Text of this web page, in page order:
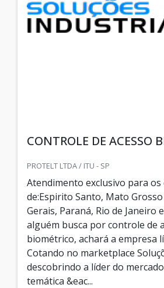
CONTROLE DE ACESSO
PROTELT LTDA / ITU - SP
Atendimento exclusivo para os
de:Espirito Santo, Mato
Gerais, Paraná, Rio de Janeiro
alguém busca por controle de
biométrico, achará a empresa
Cotando no marketplace
descobrindo a líder do
temática &eac...